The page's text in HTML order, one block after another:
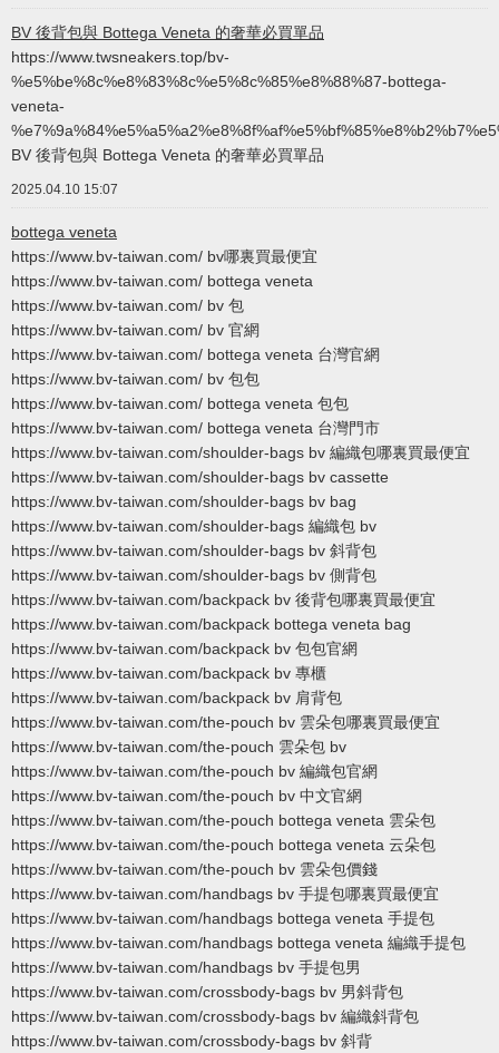
BV 後背包與 Bottega Veneta 的奢華必買單品
https://www.twsneakers.top/bv-
%e5%be%8c%e8%83%8c%e5%8c%85%e8%88%87-bottega-
veneta-
BV 後背包與 Bottega Veneta 的奢華必買單品
2025.04.10 15:07
bottega veneta
https://www.bv-taiwan.com/ bv哪裏買最便宜
https://www.bv-taiwan.com/ bottega veneta
https://www.bv-taiwan.com/ bv 包
https://www.bv-taiwan.com/ bv 官網
https://www.bv-taiwan.com/ bottega veneta 台灣官網
https://www.bv-taiwan.com/ bv 包包
https://www.bv-taiwan.com/ bottega veneta 包包
https://www.bv-taiwan.com/ bottega veneta 台灣門市
https://www.bv-taiwan.com/shoulder-bags bv 編織包哪裏買最便宜
https://www.bv-taiwan.com/shoulder-bags bv cassette
https://www.bv-taiwan.com/shoulder-bags bv bag
https://www.bv-taiwan.com/shoulder-bags 編織包 bv
https://www.bv-taiwan.com/shoulder-bags bv 斜背包
https://www.bv-taiwan.com/shoulder-bags bv 側背包
https://www.bv-taiwan.com/backpack bv 後背包哪裏買最便宜
https://www.bv-taiwan.com/backpack bottega veneta bag
https://www.bv-taiwan.com/backpack bv 包包官網
https://www.bv-taiwan.com/backpack bv 專櫃
https://www.bv-taiwan.com/backpack bv 肩背包
https://www.bv-taiwan.com/the-pouch bv 雲朵包哪裏買最便宜
https://www.bv-taiwan.com/the-pouch 雲朵包 bv
https://www.bv-taiwan.com/the-pouch bv 編織包官網
https://www.bv-taiwan.com/the-pouch bv 中文官網
https://www.bv-taiwan.com/the-pouch bottega veneta 雲朵包
https://www.bv-taiwan.com/the-pouch bottega veneta 云朵包
https://www.bv-taiwan.com/the-pouch bv 雲朵包價錢
https://www.bv-taiwan.com/handbags bv 手提包哪裏買最便宜
https://www.bv-taiwan.com/handbags bottega veneta 手提包
https://www.bv-taiwan.com/handbags bottega veneta 編織手提包
https://www.bv-taiwan.com/handbags bv 手提包男
https://www.bv-taiwan.com/crossbody-bags bv 男斜背包
https://www.bv-taiwan.com/crossbody-bags bv 編織斜背包
https://www.bv-taiwan.com/crossbody-bags bv 斜背